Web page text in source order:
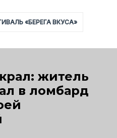
«БЕРЕГА ВКУСА»
житель
в ломбард